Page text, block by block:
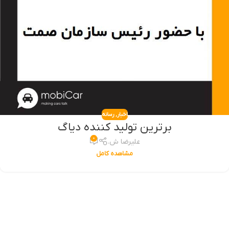
اخبار,رسانه
برترین تولید کننده دیاگ
علیرضا ش. ۰
مشاهده کامل